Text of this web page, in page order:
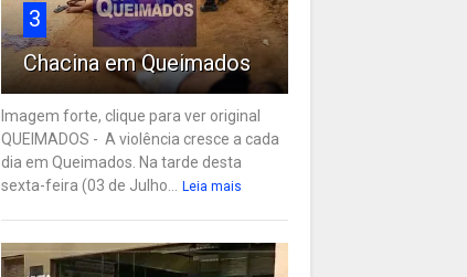
3
Chacina em Queimados
Imagem forte, clique para ver original
QUEIMADOS - A violência cresce a cada
dia em Queimados. Na tarde desta
sexta-feira (03 de Julho...
Leia mais